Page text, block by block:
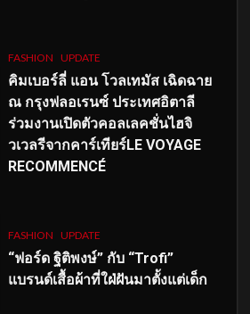
FASHION UPDATE
คิมเบอร์ลี่ แอน โวลเทมัส เฉิดฉาย
ณ กรุงฟลอเรนซ์ ประเทศอิตาลี
ร่วมงานเปิดตัวคอลเลคชั่นไฮจิ
วเวลรีจากคาร์เทียร์LE VOYAGE
RECOMMENCÉ
FASHION UPDATE
“ฟอร์ด ฐิติพงษ์” กับ “Trofi”
แบรนด์เสื้อผ้าที่ใฝ่ฝันมาตั้งแต่เด็ก